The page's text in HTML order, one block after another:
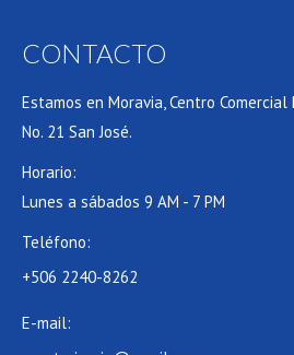
CONTACTO
Estamos en Moravia, Centro
No. 21 San José.
Horario:
Lunes a sábados 9 AM - 7 PM
Teléfono:
+506 2240-8262
E-mail: